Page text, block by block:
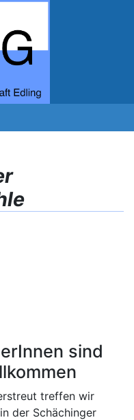
sind
treffen wir
der Schächinger